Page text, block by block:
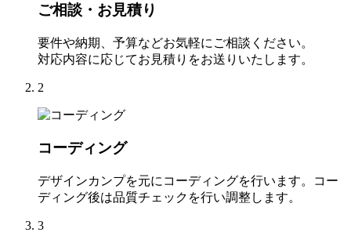
ご相談・お見積り
要件や納期、予算などお気軽にご相談ください。
対応内容に応じてお見積りをお送りいたします。
2
コーディング
デザインカンプを元にコーディングを行います。コー
ディング後は品質チェックを行い調整します。
3